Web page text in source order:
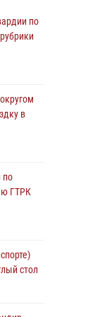
по
80
типа
по
ГТРК
по
в
по
ГТРК
стол